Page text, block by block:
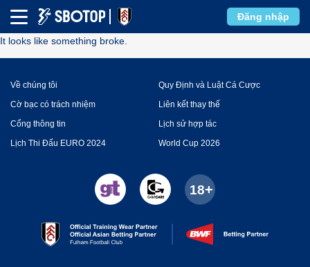
Đăng nhập
Error
It looks like something broke.
Về chúng tôi
Quy Định và Luật Cá Cược
Cờ bạc có trách nhiệm
Liên kết thay thế
Cổng thông tin
Lịch sử hợp tác
Lịch Thi Đấu EURO 2024
World Cup 2026